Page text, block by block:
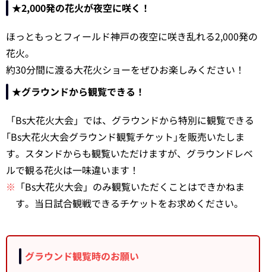
★2,000発の花火が夜空に咲く！
ほっともっとフィールド神戸の夜空に咲き乱れる2,000発の
花火。
約30分間に渡る大花火ショーをぜひお楽しみください！
★グラウンドから観覧できる！
「Bs大花火大会」では、グラウンドから特別に観覧できる
｢Bs大花火大会グラウンド観覧チケット｣を販売いたしま
す。スタンドからも観覧いただけますが、グラウンドレベ
ルで観る花火は一味違います！
※ 「Bs大花火大会」のみ観覧いただくことはできかねま
す。当日試合観戦できるチケットをお求めください。
グラウンド観覧時のお願い